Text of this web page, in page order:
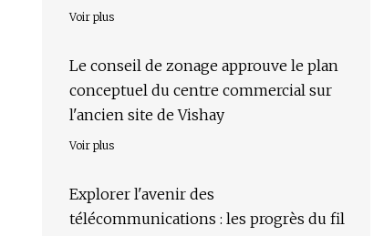
Voir plus
Le conseil de zonage approuve le plan
conceptuel du centre commercial sur
l'ancien site de Vishay
Voir plus
Explorer l'avenir des
télécommunications : les progrès du fil